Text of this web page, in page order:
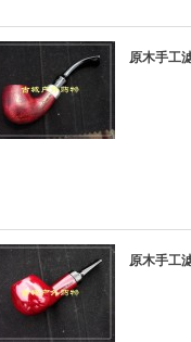
原木手工
原木手工